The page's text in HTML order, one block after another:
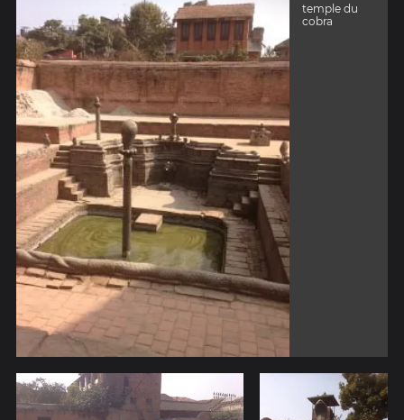
temple du
cobra